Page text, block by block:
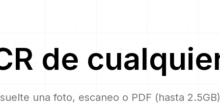
de
una foto, escaneo o PDF (hasta